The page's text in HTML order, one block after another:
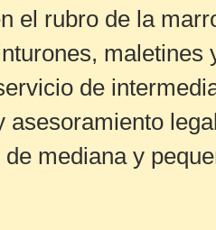
el rubro de la
de
asesoramiento
mediana y